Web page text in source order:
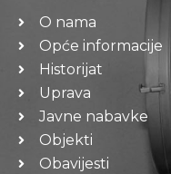
O nama
Opće informacije
Historijat
Uprava
Javne nabavke
Objekti
Obavijesti